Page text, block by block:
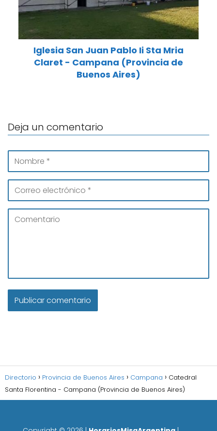
Iglesia San Juan Pablo Ii Sta Mria
Claret - Campana (Provincia de
Buenos Aires)
Deja un comentario
Directorio Provincia de Buenos Aires Campana
Catedral
Santa Florentina - Campana (Provincia de Buenos Aires)